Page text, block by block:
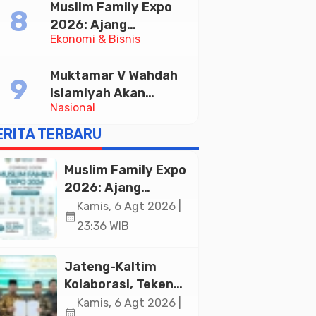
Pelayanan Publik
Ekonomi & Bisnis
Muslim Family Expo
2026: Ajang
Silaturahim dan
Halal di Jakarta
Nasional
Muktamar V Wahdah
Islamiyah Akan
Kukuhkan 10.000
Guru Al-Qur’an di
Masjid Istiqlal
TERBARU
Muslim Family Expo
2026: Ajang
Silaturahim dan
Kebangkitan
Jakarta
calendar_month
Kamis, 6 Agt 2026 |
23:36 WIB
Jateng-Kaltim
Kolaborasi, Teken
19 Kerja Sama
Kamis, 6 Agt 2026 |